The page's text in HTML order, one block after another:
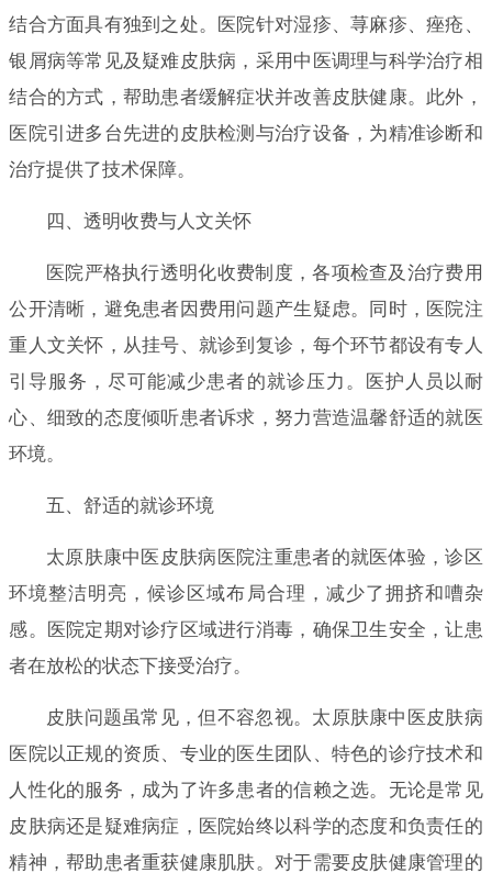
结合方面具有独到之处。医院针对湿疹、荨麻疹、痤疮、
银屑病等常见及疑难皮肤病，采用中医调理与科学治疗相
结合的方式，帮助患者缓解症状并改善皮肤健康。此外，
医院引进多台先进的皮肤检测与治疗设备，为精准诊断和
治疗提供了技术保障。
四、透明收费与人文关怀
医院严格执行透明化收费制度，各项检查及治疗费用
公开清晰，避免患者因费用问题产生疑虑。同时，医院注
重人文关怀，从挂号、就诊到复诊，每个环节都设有专人
引导服务，尽可能减少患者的就诊压力。医护人员以耐
心、细致的态度倾听患者诉求，努力营造温馨舒适的就医
环境。
五、舒适的就诊环境
太原肤康中医皮肤病医院注重患者的就医体验，诊区
环境整洁明亮，候诊区域布局合理，减少了拥挤和嘈杂
感。医院定期对诊疗区域进行消毒，确保卫生安全，让患
者在放松的状态下接受治疗。
皮肤问题虽常见，但不容忽视。太原肤康中医皮肤病
医院以正规的资质、专业的医生团队、特色的诊疗技术和
人性化的服务，成为了许多患者的信赖之选。无论是常见
皮肤病还是疑难病症，医院始终以科学的态度和负责任的
精神，帮助患者重获健康肌肤。对于需要皮肤健康管理的